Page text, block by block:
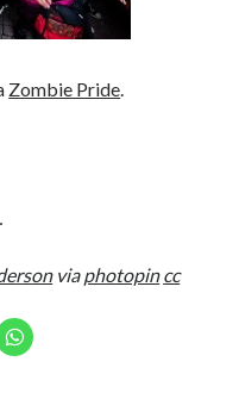
Zombie Pride
viaphotopin cc